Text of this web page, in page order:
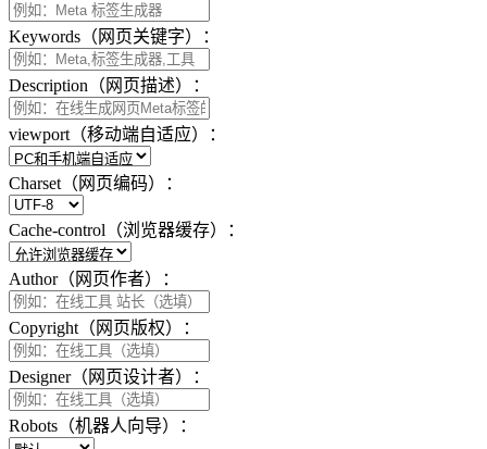
Keywords（网页关键字）：
Description（网页描述）：
viewport（移动端自适应）：
Charset（网页编码）：
Cache-control（浏览器缓存）：
Author（网页作者）：
Copyright（网页版权）：
Designer（网页设计者）：
Robots（机器人向导）：